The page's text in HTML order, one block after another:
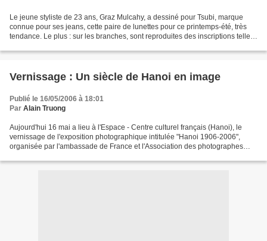
Le jeune styliste de 23 ans, Graz Mulcahy, a dessiné pour Tsubi, marque
connue pour ses jeans, cette paire de lunettes pour ce printemps-été, très
tendance. Le plus : sur les branches, sont reproduites des inscriptions telles
Vernissage : Un siècle de Hanoi en image
Publié le 16/05/2006 à 18:01
Par Alain Truong
Aujourd'hui 16 mai a lieu à l'Espace - Centre culturel français (Hanoi), le
vernissage de l'exposition photographique intitulée "Hanoi 1906-2006",
organisée par l'ambassade de France et l'Association des photographes